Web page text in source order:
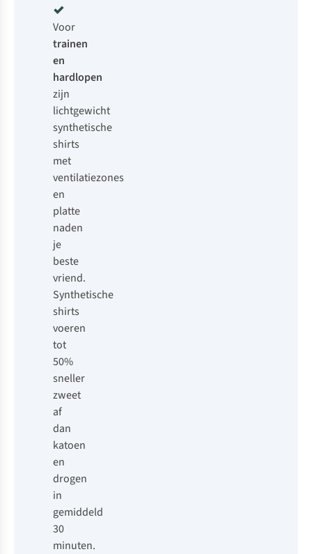
Voor
trainen
en
hardlopen
zijn
lichtgewicht
synthetische
shirts
met
ventilatiezones
en
platte
naden
je
beste
vriend.
Synthetische
shirts
voeren
tot
50%
sneller
zweet
af
dan
katoen
en
drogen
in
gemiddeld
30
minuten.